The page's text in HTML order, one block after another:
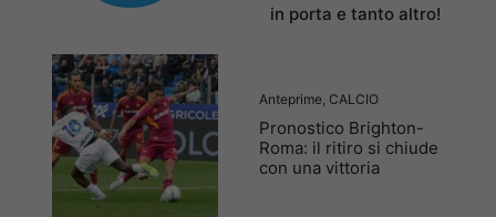
in porta e tanto altro!
Anteprime, CALCIO
Pronostico Brighton-
Roma: il ritiro si chiude
con una vittoria